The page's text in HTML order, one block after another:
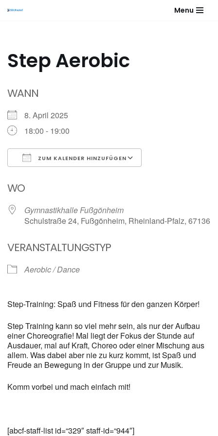
Menu
Step Aerobic
WANN
8. April 2025
18:00 - 19:00
ZUM KALENDER HINZUFÜGEN
WO
Gymnastikhalle Fußgönheim
Schulstraße 24, Fußgönheim, Rheinland-Pfalz, 67136
VERANSTALTUNGSTYP
Aerobic / Dance
Step-Training: Spaß und Fitness für den ganzen Körper!
Step Training kann so viel mehr sein, als nur der Aufbau
einer Choreografie! Mal liegt der Fokus der Stunde auf
Ausdauer, mal auf Kraft, Choreo oder einer Mischung aus
allem. Was dabei aber nie zu kurz kommt, ist Spaß und
Freude an Bewegung in der Gruppe und zur Musik.
Komm vorbei und mach einfach mit!
[abcf-staff-list id=“329″ staff-id=“944″]